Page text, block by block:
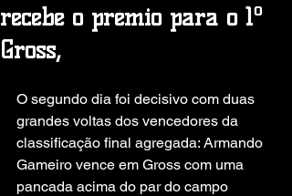
recebe o prémio para o 1º
Gross,
O segundo dia foi decisivo com duas
grandes voltas dos vencedores da
classificação final agregada: Armando
Gameiro vence em Gross com uma
pancada acima do par do campo